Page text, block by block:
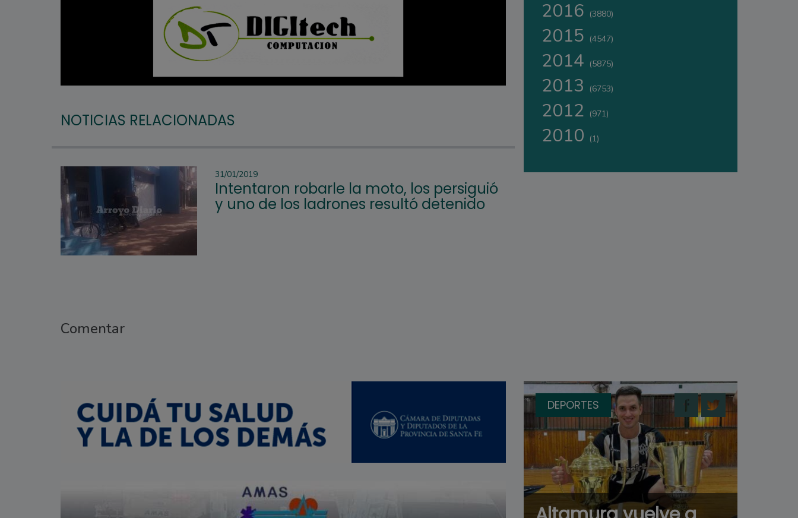
NOTICIAS RELACIONADAS
31/01/2019
Intentaron robarle la moto, los persiguió
y uno de los ladrones resultó detenido
Comentar
2016 (3880)
2015 (4547)
2014 (5875)
2013 (6753)
2012 (971)
2010 (1)
DEPORTES